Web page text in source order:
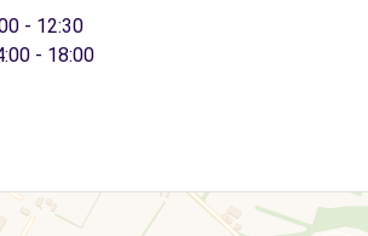
- 12:30
- 18:00